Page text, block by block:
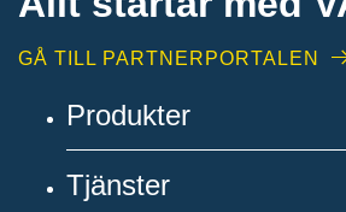
GÅ TILL PARTNERPORTALEN
Produkter
Tjänster